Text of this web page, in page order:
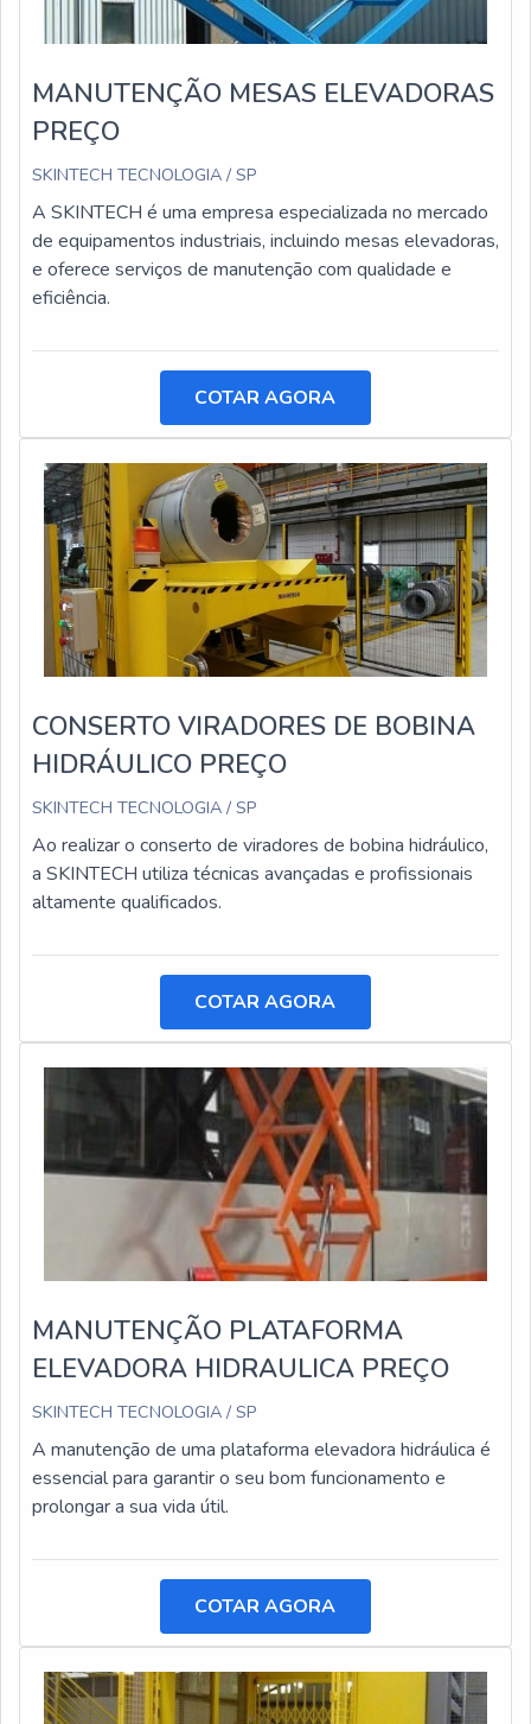
MANUTENÇÃO MESAS ELEVADORAS
PREÇO
SKINTECH TECNOLOGIA / SP
A SKINTECH é uma empresa especializada no mercado
de equipamentos industriais, incluindo mesas elevadoras,
e oferece serviços de manutenção com qualidade e
eficiência.
COTAR AGORA
CONSERTO VIRADORES DE BOBINA
HIDRÁULICO PREÇO
SKINTECH TECNOLOGIA / SP
Ao realizar o conserto de viradores de bobina hidráulico,
a SKINTECH utiliza técnicas avançadas e profissionais
altamente qualificados.
COTAR AGORA
MANUTENÇÃO PLATAFORMA
ELEVADORA HIDRAULICA PREÇO
SKINTECH TECNOLOGIA / SP
A manutenção de uma plataforma elevadora hidráulica é
essencial para garantir o seu bom funcionamento e
prolongar a sua vida útil.
COTAR AGORA